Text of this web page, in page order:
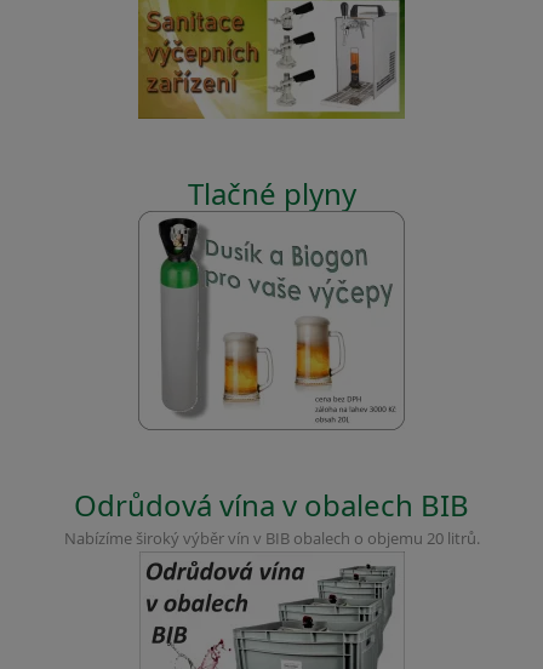
Tlačné plyny
Odrůdová vína v obalech BIB
Nabízíme široký výběr vín v BIB obalech o objemu 20 litrů.